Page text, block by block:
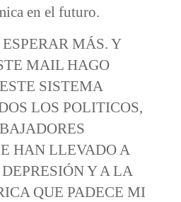
en el futuro.
MÁS. Y
MAIL HAGO
SISTEMA
LOS POLITICOS,
HAN LLEVADO A
Y A LA
QUE PADECE MI